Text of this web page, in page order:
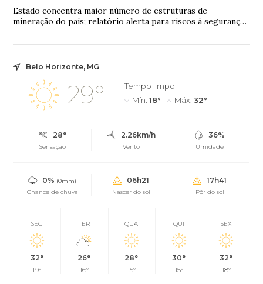
Estado concentra maior número de estruturas de
mineração do país; relatório alerta para riscos à segurança
deficiências na fiscalização diante de eventos climáticos
Belo Horizonte, MG
29°
Tempo limpo
Mín. 18° Máx. 32°
28°
Sensação
2.26km/h
Vento
36%
Umidade
0% (0mm)
Chance de chuva
06h21
Nascer do sol
17h41
Pôr do sol
SEG
32°
19°
TER
26°
16°
QUA
28°
15°
QUI
30°
15°
SEX
32°
18°